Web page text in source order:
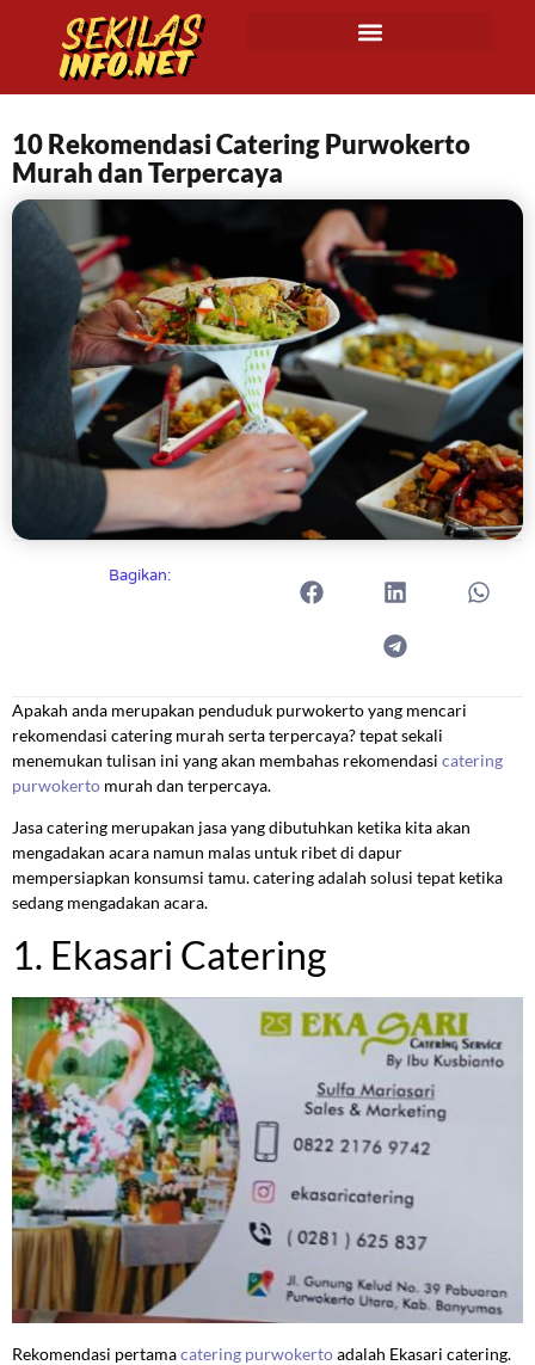
10 Rekomendasi Catering Purwokerto
Murah dan Terpercaya
Bagikan:
Apakah anda merupakan penduduk purwokerto yang mencari
rekomendasi catering murah serta terpercaya? tepat sekali
menemukan tulisan ini yang akan membahas rekomendasi catering
purwokerto murah dan terpercaya.
Jasa catering merupakan jasa yang dibutuhkan ketika kita akan
mengadakan acara namun malas untuk ribet di dapur
mempersiapkan konsumsi tamu. catering adalah solusi tepat ketika
sedang mengadakan acara.
1. Ekasari Catering
Rekomendasi pertamacatering purwokertoadalah Ekasari catering.